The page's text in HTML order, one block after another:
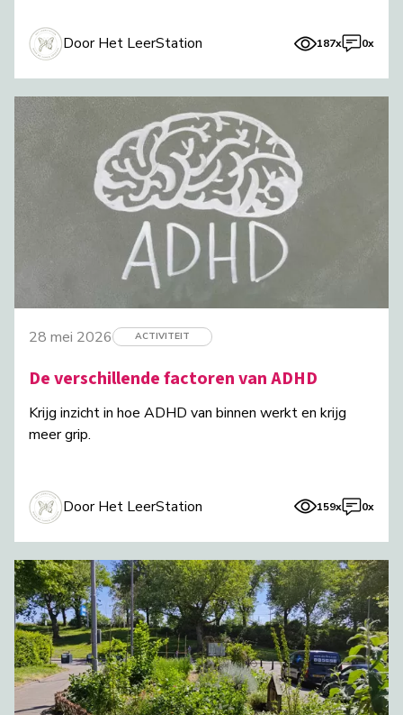
Door Het LeerStation 187x 0x
28 mei 2026 ACTIVITEIT
De verschillende factoren van ADHD
Krijg inzicht in hoe ADHD van binnen werkt en krijg
meer grip.
Door Het LeerStation 159x 0x